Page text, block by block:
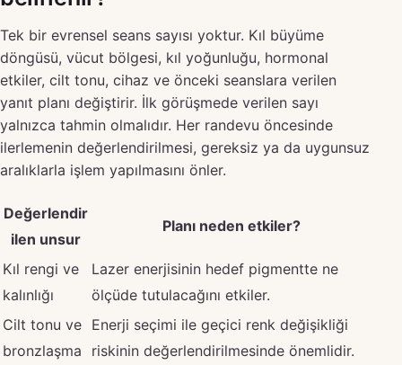
Tek bir evrensel seans sayısı yoktur. Kıl büyüme
döngüsü, vücut bölgesi, kıl yoğunluğu, hormonal
etkiler, cilt tonu, cihaz ve önceki seanslara verilen
yanıt planı değiştirir. İlk görüşmede verilen sayı
yalnızca tahmin olmalıdır. Her randevu öncesinde
ilerlemenin değerlendirilmesi, gereksiz ya da uygunsuz
aralıklarla işlem yapılmasını önler.
Değerlendir
ilen unsur
Planı neden etkiler?
Kıl rengi ve
kalınlığı
Lazer enerjisinin hedef pigmentte ne
ölçüde tutulacağını etkiler.
Cilt tonu ve
bronzlaşma
Enerji seçimi ile geçici renk değişikliği
riskinin değerlendirilmesinde önemlidir.